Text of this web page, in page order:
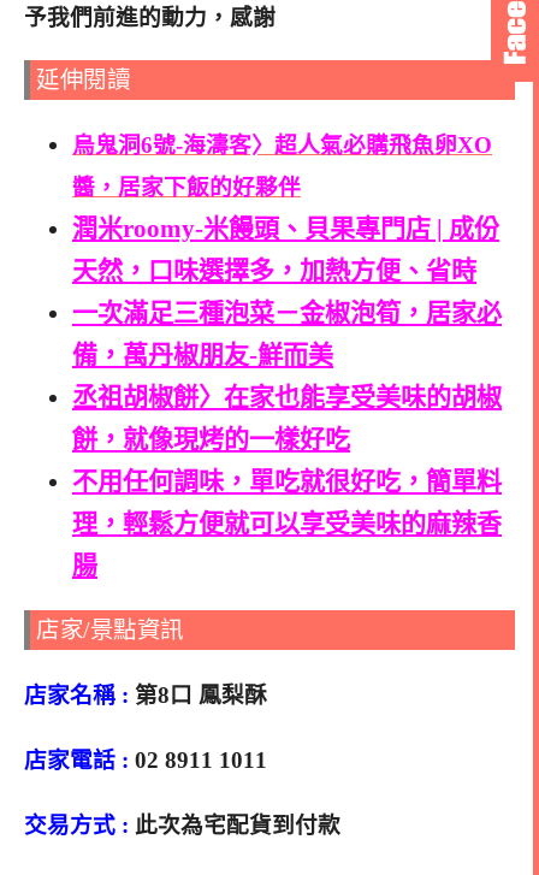
予我們前進的動力，感謝
延伸閱讀
烏鬼洞6號-海濤客〉超人氣必購飛魚卵XO
醬，居家下飯的好夥伴
潤米roomy-米饅頭、貝果專門店 | 成份
天然，口味選擇多，加熱方便、省時
一次滿足三種泡菜－金椒泡筍，居家必
備，萬丹椒朋友-鮮而美
丞祖胡椒餅〉在家也能享受美味的胡椒
餅，就像現烤的一樣好吃
不用任何調味，單吃就很好吃，簡單料
理，輕鬆方便就可以享受美味的麻辣香
腸
店家/景點資訊
店家名稱 : 第8口 鳳梨酥
店家電話 : 02 8911 1011
交易方式 : 此次為宅配貨到付款